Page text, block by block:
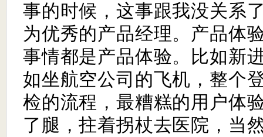
事的时候，这事跟我没关系
为优秀的产品经理。产品体
事情都是产品体验。比如新
如坐航空公司的飞机，整个
检的流程，最糟糕的用户体
了腿，拄着拐杖去医院，当